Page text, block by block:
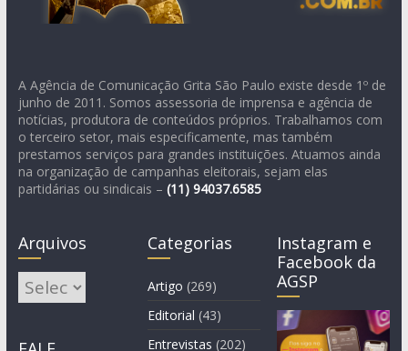
A Agência de Comunicação Grita São Paulo existe desde 1º de
junho de 2011. Somos assessoria de imprensa e agência de
notícias, produtora de conteúdos próprios. Trabalhamos com
o terceiro setor, mais especificamente, mas também
prestamos serviços para grandes instituições. Atuamos ainda
na organização de campanhas eleitorais, sejam elas
partidárias ou sindicais – (11) 94037.6585
Arquivos
Arquivos
Categorias
Artigo (269)
Editorial (43)
Entrevistas (202)
Instagram e
Facebook da
AGSP